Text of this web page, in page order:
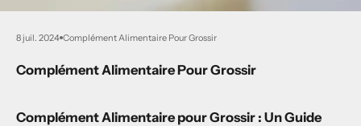
8 juil. 2024 Complément Alimentaire Pour Grossir
Complément Alimentaire Pour Grossir
Complément Alimentaire pour Grossir : Un Guide